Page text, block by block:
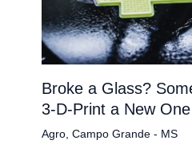
Broke a Glass?
3-D-Print a New One
Agro, Campo Grande - MS